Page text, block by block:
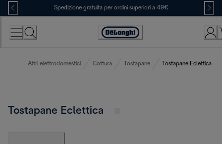
Skip
to
Content
Spedizione gratuita per ordini superiori a 49€
Accessibility
Altri elettrodomestici Cottura Tostapane Tostapane Eclettica
Tostapane Eclettica